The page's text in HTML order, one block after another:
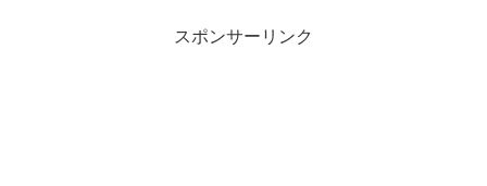
スポンサーリンク